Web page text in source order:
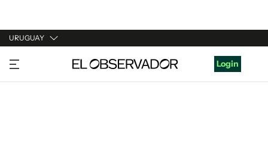
URUGUAY
URUGUAY
ARGENTINA
Login